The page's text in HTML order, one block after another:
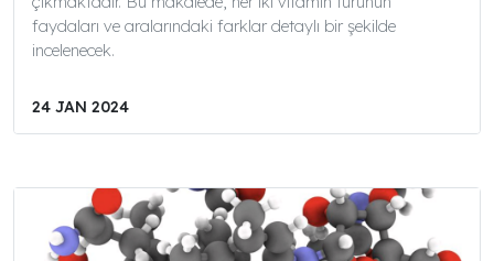
faydaları ve aralarındaki farklar detaylı bir şekilde
incelenecek.
24 JAN 2024